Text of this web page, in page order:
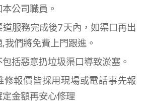
公司職員。
服務完成後7天內，如渠口再出
我們將免費上門跟進。
括惡意扔垃圾渠口導致淤塞。
修報價皆採用現場或電話事先報
金額再安心修理